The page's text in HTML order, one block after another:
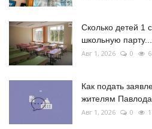
Сколько детей 1
школьную парту...
Авг 1, 2026 0
Как подать
жителям
Авг 1, 2026 0